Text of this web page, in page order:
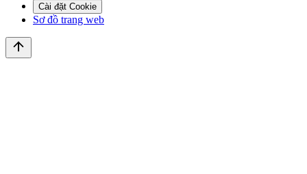
Cài đặt Cookie
Sơ đồ trang web